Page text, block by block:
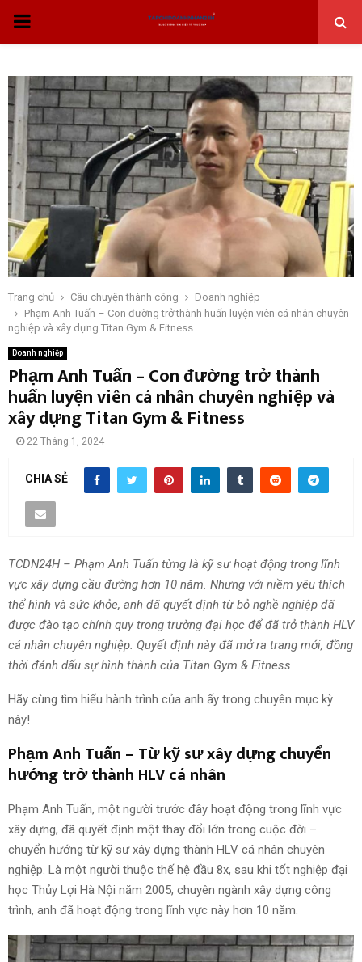
THỰC
CHÍNH
Trang chủ Câu chuyện thành công
Doanh nghiệp
Phạm Anh Tuấn – Con đường trở thành huấn luyện viên cá nhân chuyên
nghiệp và xây dựng Titan Gym & Fitness
Doanh nghiệp
Phạm Anh Tuấn – Con đường trở thành
huấn luyện viên cá nhân chuyên nghiệp và
xây dựng Titan Gym & Fitness
22 Tháng 1, 2024
CHIA SẺ
TCDN24H – Phạm Anh Tuấn từng là kỹ sư hoạt động trong lĩnh
vực xây dựng cầu đường hơn 10 năm. Nhưng với niềm yêu thích
thể hình và sức khỏe, anh đã quyết định từ bỏ nghề nghiệp đã
được đào tạo chính quy trong trường đại học để đã trở thành HLV
cá nhân chuyên nghiệp. Quyết định này đã mở ra trang mới, đồng
thời đánh dấu sự hình thành của Titan Gym & Fitness
Hãy cùng tìm hiểu hành trình của anh ấy trong chuyên mục kỳ
này!
Phạm Anh Tuấn – Từ kỹ sư xây dựng chuyển
hướng trở thành HLV cá nhân
Phạm Anh Tuấn, một người trước đây hoạt động trong lĩnh vực
xây dựng, đã quyết định một thay đổi lớn trong cuộc đời –
chuyển hướng từ kỹ sư xây dựng thành HLV cá nhân chuyên
nghiệp. Là một người thuộc thế hệ đầu 8x, sau khi tốt nghiệp đại
học Thủy Lợi Hà Nội năm 2005, chuyên ngành xây dựng công
trình, anh đã hoạt động trong lĩnh vực này hơn 10 năm.